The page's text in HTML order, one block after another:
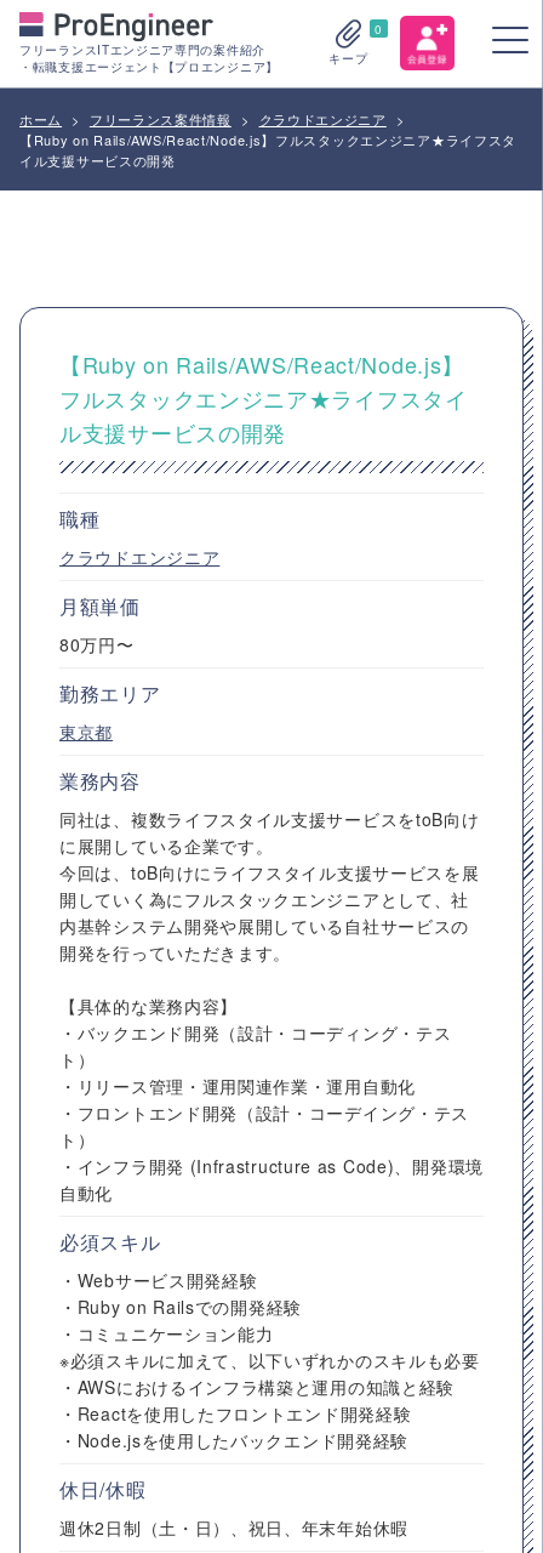
フリーランスITエンジニア専門の案件紹介
・転職支援エージェント【プロエンジニア】
0
キープ
ホーム > フリーランス案件情報 > クラウドエンジニア
>
【Ruby on Rails/AWS/React/Node.js】フルスタックエンジニア★ライフスタ
イル支援サービスの開発
【Ruby on Rails/AWS/React/Node.js】
フルスタックエンジニア★ライフスタイ
ル支援サービスの開発
職種
クラウドエンジニア
月額単価
80万円〜
勤務エリア
東京都
業務内容
同社は、複数ライフスタイル支援サービスをtoB向け
に展開している企業です。
今回は、toB向けにライフスタイル支援サービスを展
開していく為にフルスタックエンジニアとして、社
内基幹システム開発や展開している自社サービスの
開発を行っていただきます。
【具体的な業務内容】
・バックエンド開発（設計・コーディング・テス
ト）
・リリース管理・運用関連作業・運用自動化
・フロントエンド開発（設計・コーデイング・テス
ト）
・インフラ開発 (Infrastructure as Code)、開発環境
自動化
必須スキル
・Webサービス開発経験
・Ruby on Railsでの開発経験
・コミュニケーション能力
※必須スキルに加えて、以下いずれかのスキルも必要
・AWSにおけるインフラ構築と運用の知識と経験
・Reactを使用したフロントエンド開発経験
・Node.jsを使用したバックエンド開発経験
休日/休暇
週休2日制（土・日）、祝日、年末年始休暇